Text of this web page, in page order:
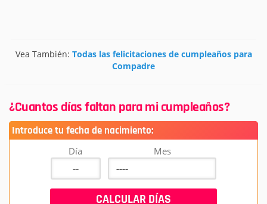
Vea También: Todas las felicitaciones de cumpleaños para
Compadre
¿Cuantos días faltan para mi cumpleaños?
Introduce tu fecha de nacimiento:
Día Mes